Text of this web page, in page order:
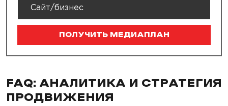
ПОЛУЧИТЬ МЕДИАПЛАН
FAQ: АНАЛИТИКА И СТРАТЕГИЯ
ПРОДВИЖЕНИЯ